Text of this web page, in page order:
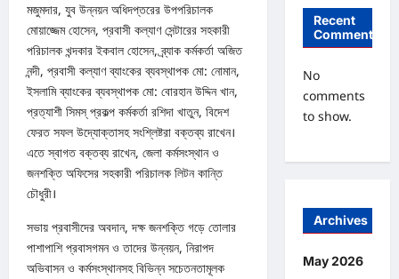
মজুমদার, যুব উন্নয়ন অধিদপ্তরের উপপরিচালক
মোয়াজ্জেম হোসেন, প্রবাসী কল্যাণ সেন্টারের সহকারী
পরিচালক খন্দকার ইকবাল হোসেন, ব্র্যাক কর্মকর্তা অজিত
নন্দী, প্রবাসী কল্যাণ ব্যাংকের ব্যবস্থাপক মো: নোমান,
ইসলামি ব্যাংকের ব্যবস্থাপক মো: বোরহান উদ্দিন খান,
প্রত্যাশী সিমস্ প্রকল্প কর্মকর্তা রশিদা খাতুন, বিদেশ
ফেরত সফল উদ্যোক্তাসহ সংশ্লিষ্টরা বক্তব্য রাখেন।
এতে স্বাগত বক্তব্য রাখেন, জেলা কর্মসংস্থান ও
জনশক্তি অফিসের সহকারী পরিচালক লিটন কান্তি
চৌধুরী।
সভায় প্রবাসীদের অবদান, দক্ষ জনশক্তি গড়ে তোলার
পাশাপাশি প্রবাসগমন ও তাদের উন্নয়ন, নিরাপদ
অভিবাসন ও কর্মসংস্থানসহ বিভিন্ন সচেতনতামূলক
Recent
Comments
No
comments
to show.
Archives
May 2026